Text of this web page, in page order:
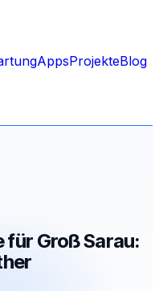
AppsProjekteBlog
Groß Sarau: